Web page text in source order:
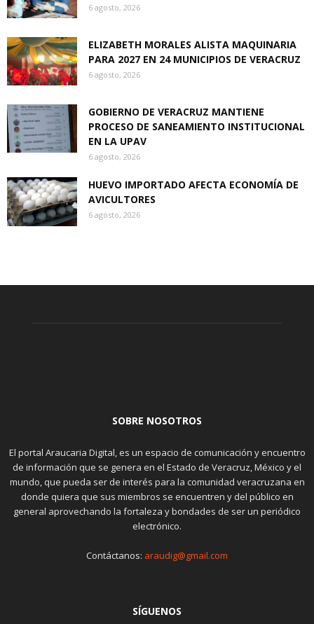
6 agosto, 2026
ELIZABETH MORALES ALISTA MAQUINARIA
PARA 2027 EN 24 MUNICIPIOS DE VERACRUZ
6 agosto, 2026
GOBIERNO DE VERACRUZ MANTIENE
PROCESO DE SANEAMIENTO INSTITUCIONAL
EN LA UPAV
6 agosto, 2026
HUEVO IMPORTADO AFECTA ECONOMÍA DE
AVICULTORES
6 agosto, 2026
SOBRE NOSOTROS
El portal Araucaria Digital, es un espacio de comunicación y encuentro
de información que se genera en el Estado de Veracruz, México y el
mundo, que pueda ser de interés para la comunidad veracruzana en
donde quiera que sus miembros se encuentren y del público en
general aprovechando la fortaleza y bondades de ser un periódico
electrónico.
Contáctanos: araudig@gmail.com
SÍGUENOS